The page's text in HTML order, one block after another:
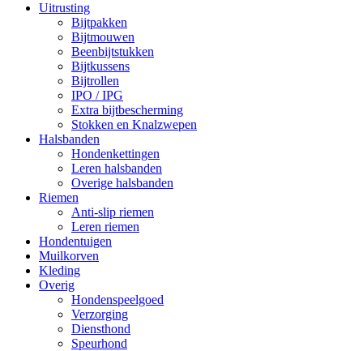
Uitrusting
Bijtpakken
Bijtmouwen
Beenbijtstukken
Bijtkussens
Bijtrollen
IPO / IPG
Extra bijtbescherming
Stokken en Knalzwepen
Halsbanden
Hondenkettingen
Leren halsbanden
Overige halsbanden
Riemen
Anti-slip riemen
Leren riemen
Hondentuigen
Muilkorven
Kleding
Overig
Hondenspeelgoed
Verzorging
Diensthond
Speurhond